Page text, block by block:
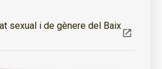
sexual i de gènere del Baix